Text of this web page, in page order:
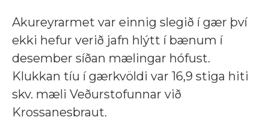
Akureyrarmet var einnig slegið í gær því
ekki hefur verið jafn hlýtt í bænum í
desember síðan mælingar hófust.
Klukkan tíu í gærkvöldi var 16,9 stiga hiti
skv. mæli Veðurstofunnar við
Krossanesbraut.